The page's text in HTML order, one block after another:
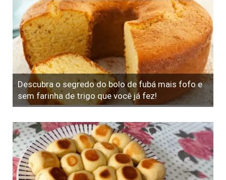
Descubra o segredo do bolo de fubá mais fofo e
sem farinha de trigo que você já fez!